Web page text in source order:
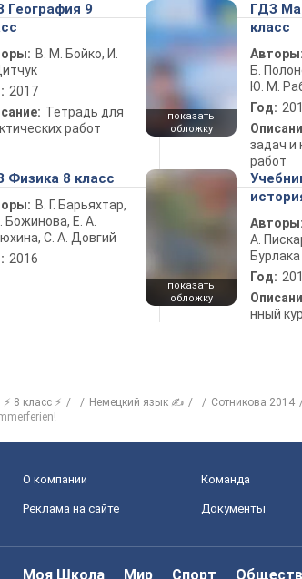
География 9
В. М. Бойко, И.
2017
Тетрадь для
работ
показать
обложку
ГДЗ
класс
Авторы:
Б.
Ю. М.
Год:
задач и
работ
Физика 8 класс
В. Г. Барьяхтар,
Божинова, Е. А.
С. А. Довгий
2016
показать
обложку
Авторы:
А.
Бурлака
Год:
нный
⚡ 8 класс ⚡ Немецкий язык ✍ Сотникова 2014
О компании Команда
Реклама на сайте Документы
Моя Школа Мир Спорт